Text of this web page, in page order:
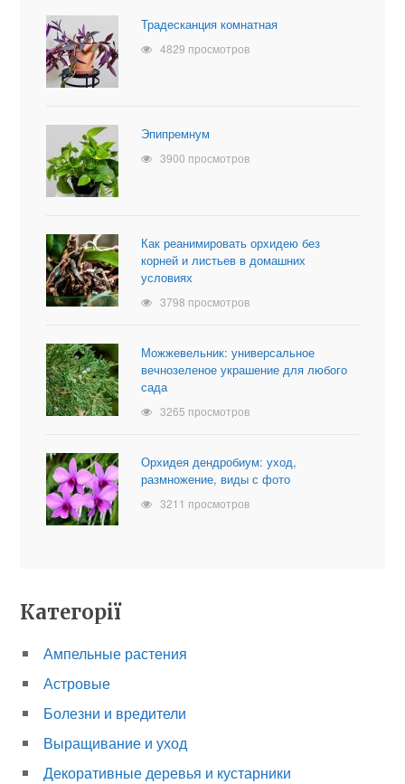
Традесканция комнатная
4829 просмотров
Эпипремнум
3900 просмотров
Как реанимировать орхидею без
корней и листьев в домашних
условиях
3798 просмотров
Можжевельник: универсальное
вечнозеленое украшение для любого
сада
3265 просмотров
Орхидея дендробиум: уход,
размножение, виды с фото
3211 просмотров
Категорії
Ампельные растения
Астровые
Болезни и вредители
Выращивание и уход
Декоративные деревья и кустарники